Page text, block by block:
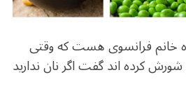
o
k
خانم فرانسوی هست که وقتی
کرده اند گفت اگر نان ندارید